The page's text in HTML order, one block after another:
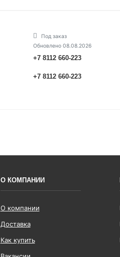
Под заказ
Обновлено 08.08.2026
+7 8112 660-223
+7 8112 660-223
О КОМПАНИИ
О компании
Доставка
Как купить